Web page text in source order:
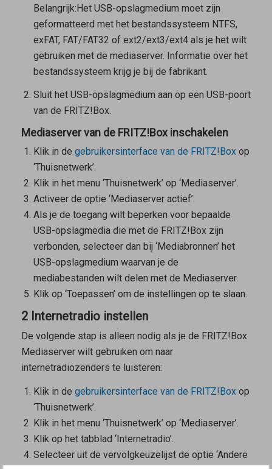
Belangrijk:Het USB-opslagmedium moet zijn
geformatteerd met het bestandssysteem NTFS,
exFAT, FAT/FAT32 of ext2/ext3/ext4 als je het wilt
gebruiken met de mediaserver. Informatie over het
bestandssysteem krijg je bij de fabrikant.
Sluit het USB-opslagmedium aan op een USB-poort
van de FRITZ!Box.
Mediaserver van de FRITZ!Box inschakelen
Klik in de gebruikersinterface van de FRITZ!Boxop
‘Thuisnetwerk’.
Klik in het menu ‘Thuisnetwerk’ op ‘Mediaserver’.
Activeer de optie ‘Mediaserver actief’.
Als je de toegang wilt beperken voor bepaalde
USB-opslagmedia die met de FRITZ!Box zijn
verbonden, selecteer dan bij ‘Mediabronnen’ het
USB-opslagmedium waarvan je de
mediabestanden wilt delen met de Mediaserver.
Klik op ‘Toepassen’ om de instellingen op te slaan.
2 Internetradio instellen
De volgende stap is alleen nodig als je de FRITZ!Box
Mediaserver wilt gebruiken om naar
internetradiozenders te luisteren:
Klik in de gebruikersinterface van de FRITZ!Boxop
‘Thuisnetwerk’.
Klik in het menu ‘Thuisnetwerk’ op ‘Mediaserver’.
Klik op het tabblad ‘Internetradio’.
Selecteer uit de vervolgkeuzelijst de optie ‘Andere